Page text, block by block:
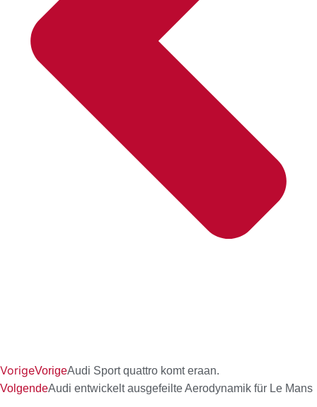
VorigeVorigeAudi Sport quattro komt eraan.
VolgendeAudi entwickelt ausgefeilte Aerodynamik für Le Mans